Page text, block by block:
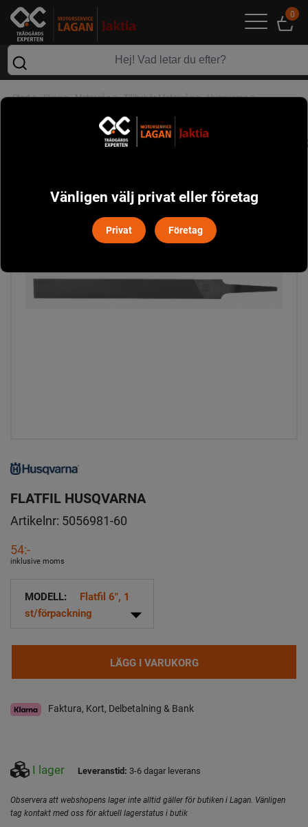
0
Start> Skog> Motorsåg> Tillbehör Motorsåg> Husqvarna>
FLATFIL HUSQVARNA
Artikelnr: 5056981-60
54:-
inklusive moms
MODELL:
Flatfil 6", 1
st/förpackning
arrow_drop_down
LÄGG I VARUKORG
Faktura, Kort, Delbetalning & Bank
I lager Leveranstid: 3-6 dagar leverans
Observera att webshopens lager inte alltid gäller för butiken i Lagan. Vänligen
tag kontakt med oss för aktuell lagerstatus i butik
Vänligen välj privat eller företag
Privat Företag